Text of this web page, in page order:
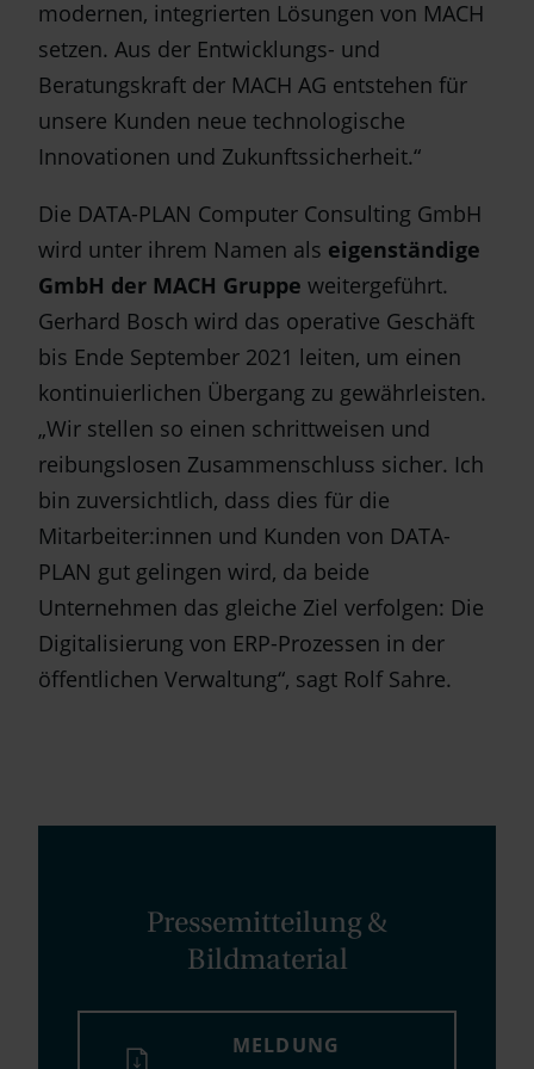
modernen, integrierten Lösungen von MACH
setzen. Aus der Entwicklungs- und
Beratungskraft der MACH AG entstehen für
unsere Kunden neue technologische
Innovationen und Zukunftssicherheit.“
Die DATA-PLAN Computer Consulting GmbH
wird unter ihrem Namen als eigenständige
GmbH der MACH Gruppe weitergeführt.
Gerhard Bosch wird das operative Geschäft
bis Ende September 2021 leiten, um einen
kontinuierlichen Übergang zu gewährleisten.
„Wir stellen so einen schrittweisen und
reibungslosen Zusammenschluss sicher. Ich
bin zuversichtlich, dass dies für die
Mitarbeiter:innen und Kunden von DATA-
PLAN gut gelingen wird, da beide
Unternehmen das gleiche Ziel verfolgen: Die
Digitalisierung von ERP-Prozessen in der
öffentlichen Verwaltung“, sagt Rolf Sahre.
Pressemitteilung &
Bildmaterial
MELDUNG